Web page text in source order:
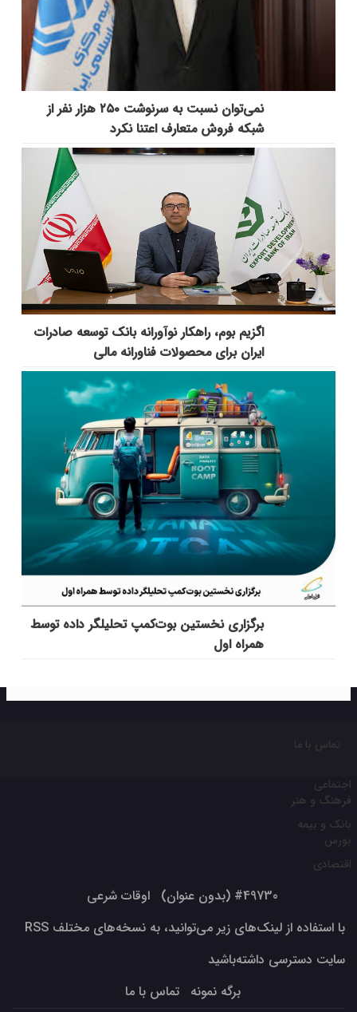
نمی‌توان نسبت به سرنوشت ۲۵۰ هزار نفر از
شبکه فروش متعارف اعتنا نکرد
اگزیم بوم، راهکار نوآورانه بانک توسعه صادرات
ایران برای محصولات فناورانه مالی
برگزاری نخستین بوت‌کمپ تحلیلگر داده توسط
همراه اول
تماس با ما
اجتماعی
فرهنگ و هنر
بانک و بیمه
بورس
اقتصادی
#49730 (بدون عنوان)
اوقات شرعی
با استفاده از لینک‌های زیر می‌توانید، به نسخه‌های مختلف RSS
سایت دسترسی داشته‌باشید
برگه نمونه
تماس با ما